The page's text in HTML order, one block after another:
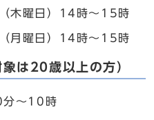
木曜日）14時～15時
月曜日）14時～15時
は20歳以上の方）
分～10時